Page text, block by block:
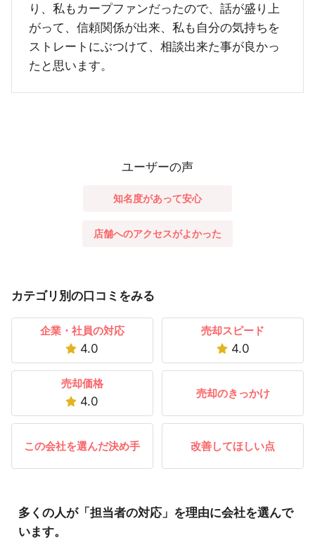
り、私もカープファンだったので、話が盛り上
がって、信頼関係が出来、私も自分の気持ちを
ストレートにぶつけて、相談出来た事が良かっ
たと思います。
ユーザーの声
知名度があって安心
店舗へのアクセスがよかった
カテゴリ別の口コミをみる
企業・社員の対応
4.0
売却スピード
4.0
売却価格
4.0
売却のきっかけ
この会社を選んだ決め手 改善してほしい点
多くの人が「担当者の対応」を理由に会社を選んで
います。